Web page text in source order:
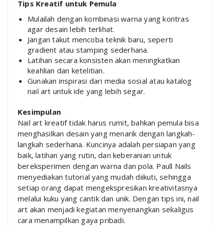
Tips Kreatif untuk Pemula
Mulailah dengan kombinasi warna yang kontras
agar desain lebih terlihat.
Jangan takut mencoba teknik baru, seperti
gradient atau stamping sederhana.
Latihan secara konsisten akan meningkatkan
keahlian dan ketelitian.
Gunakan inspirasi dari media sosial atau katalog
nail art untuk ide yang lebih segar.
Kesimpulan
Nail art kreatif tidak harus rumit, bahkan pemula bisa
menghasilkan desain yang menarik dengan langkah-
langkah sederhana. Kuncinya adalah persiapan yang
baik, latihan yang rutin, dan keberanian untuk
bereksperimen dengan warna dan pola. Paull Nails
menyediakan tutorial yang mudah diikuti, sehingga
setiap orang dapat mengekspresikan kreativitasnya
melalui kuku yang cantik dan unik. Dengan tips ini, nail
art akan menjadi kegiatan menyenangkan sekaligus
cara menampilkan gaya pribadi.